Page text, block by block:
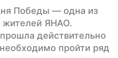
Победы — одна из
жителей ЯНАО.
действительно
пройти ряд